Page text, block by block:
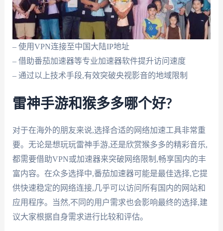
– 使用VPN连接至中国大陆IP地址
– 借助番茄加速器等专业加速器软件提升访问速度
– 通过以上技术手段,有效突破央视影音的地域限制
雷神手游和猴多多哪个好?
对于在海外的朋友来说,选择合适的网络加速工具非常重
要。无论是想玩玩雷神手游,还是欣赏猴多多的精彩音乐,
都需要借助VPN或加速器来突破网络限制,畅享国内的丰
富内容。在众多选择中,番茄加速器可能是最佳选择,它提
供快速稳定的网络连接,几乎可以访问所有国内的网站和
应用程序。当然,不同的用户需求也会影响最终的选择,建
议大家根据自身需求进行比较和评估。